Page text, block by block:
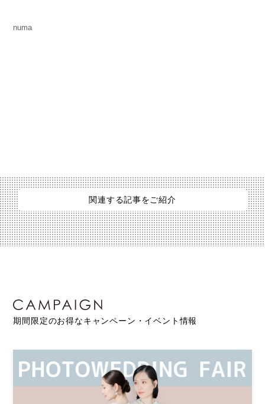
numa
関連する記事をご紹介
期間限定のお得なキャンペーン・イベント情報